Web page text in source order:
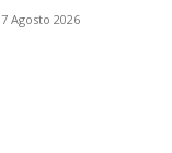
7 Agosto 2026